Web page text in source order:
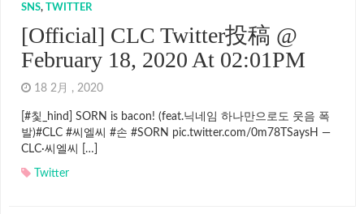
SNS, TWITTER
[Official] CLC Twitter投稿 @
February 18, 2020 At 02:01PM
18 2月 , 2020
[#칯_hind] SORN is bacon! (feat.닉네임 하나만으로도 웃음 폭
발)#CLC #씨엘씨 #손 #SORN pic.twitter.com/0m78TSaysH —
CLC·씨엘씨 […]
Twitter